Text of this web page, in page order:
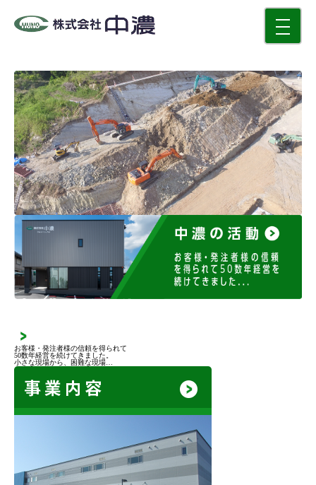
toggle
お客様・発注者様の信頼を得られて
50数年経営を続けてきました。
小さな現場から、困難な現場…